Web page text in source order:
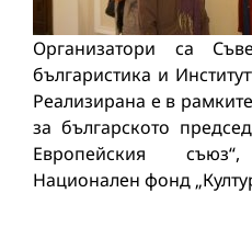
Организатори са
българистика и
Реализирана е в
за българското
Европейския
Национален фонд